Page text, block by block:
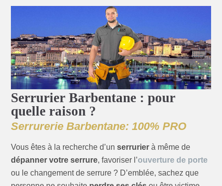
Serrurier Barbentane : pour
quelle raison ?
Serrurerie Barbentane: 100% PRO
Vous êtes à la recherche d’unserrurier à même de
dépanner votre serrure, favoriser l’ouverture de porte
ou le changement de serrure ? D’emblée, sachez que